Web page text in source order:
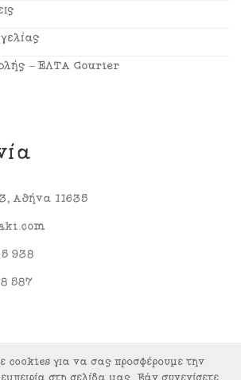
– ΕΛΤΑ Courier
Αθήνα 11635
938
587
cookies για να σας προσφέρουμε την